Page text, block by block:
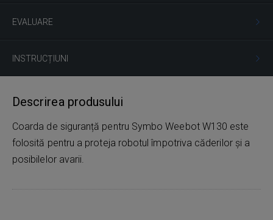
EVALUARE
INSTRUCȚIUNI
Descrirea produsului
Coarda de siguranță pentru Symbo Weebot W130 este
folosită pentru a proteja robotul împotriva căderilor și a
posibilelor avarii.